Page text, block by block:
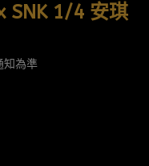
SNK 1/4 安琪
知為準